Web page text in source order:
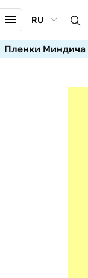
RU
Пленки Миндича